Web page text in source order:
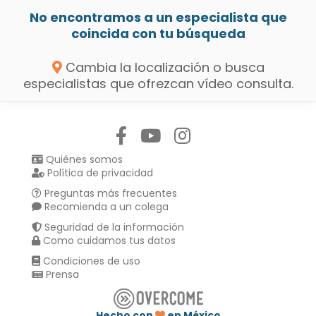
No encontramos a un especialista que
coincida con tu búsqueda
Cambia la localización o busca
especialistas que ofrezcan vídeo consulta.
Quiénes somos
Política de privacidad
Preguntas más frecuentes
Recomienda a un colega
Seguridad de la información
Como cuidamos tus datos
Condiciones de uso
Prensa